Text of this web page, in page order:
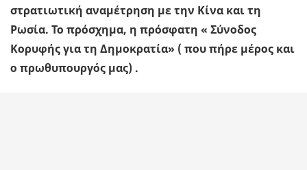
στρατιωτική αναμέτρηση με την Κίνα και τη
Ρωσία. Το πρόσχημα, η πρόσφατη « Σύνοδος
Κορυφής για τη Δημοκρατία» ( που πήρε μέρος και
ο πρωθυπουργός μας) .